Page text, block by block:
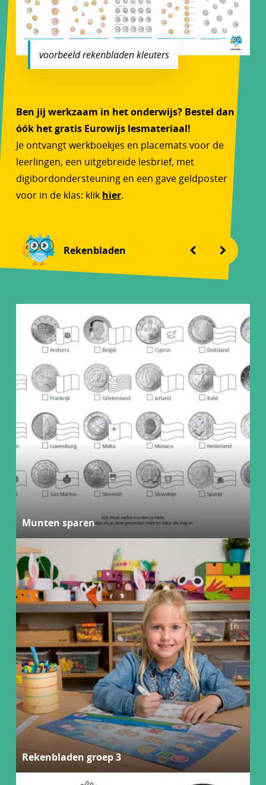
voorbeeld rekenbladen kleuters
Ben jij werkzaam in het onderwijs? Bestel dan
óók het gratis Eurowijs lesmateriaal!
Je ontvangt werkboekjes en placemats voor de
leerlingen, een uitgebreide lesbrief, met
digibordondersteuning en een gave geldposter
voor in de klas: klik hier.
Rekenbladen
Munten sparen
Rekenbladen groep 3